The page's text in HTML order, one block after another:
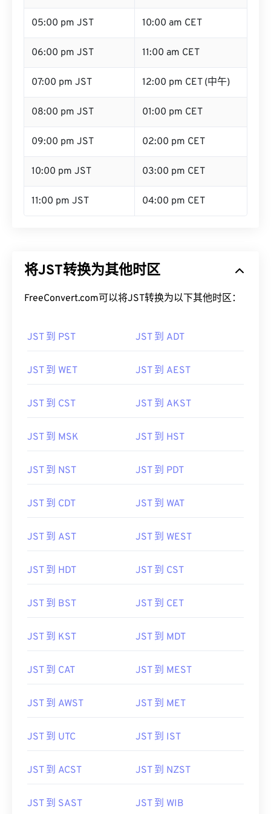
05:00 pm JST 10:00 am CET
06:00 pm JST 11:00 am CET
07:00 pm JST 12:00 pm CET (中午)
08:00 pm JST 01:00 pm CET
09:00 pm JST 02:00 pm CET
10:00 pm JST 03:00 pm CET
11:00 pm JST 04:00 pm CET
将JST转换为其他时区
FreeConvert.com可以将JST转换为以下其他时区：
JST 到 PST JST 到 ADT
JST 到 WET JST 到 AEST
JST 到 CST JST 到 AKST
JST 到 MSK JST 到 HST
JST 到 NST JST 到 PDT
JST 到 CDT JST 到 WAT
JST 到 AST JST 到 WEST
JST 到 HDT JST 到 CST
JST 到 BST JST 到 CET
JST 到 KST JST 到 MDT
JST 到 CAT JST 到 MEST
JST 到 AWST JST 到 MET
JST 到 UTC JST 到 IST
JST 到 ACST JST 到 NZST
JST 到 SAST JST 到 WIB